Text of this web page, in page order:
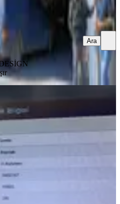
Ara
De 145 M2 Arsa
Mahallesi
m²·30.07.2025
2.800.000 ₺